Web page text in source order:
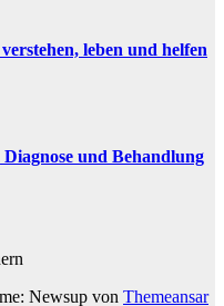
leben und helfen
und Behandlung
Newsup von Themeansar